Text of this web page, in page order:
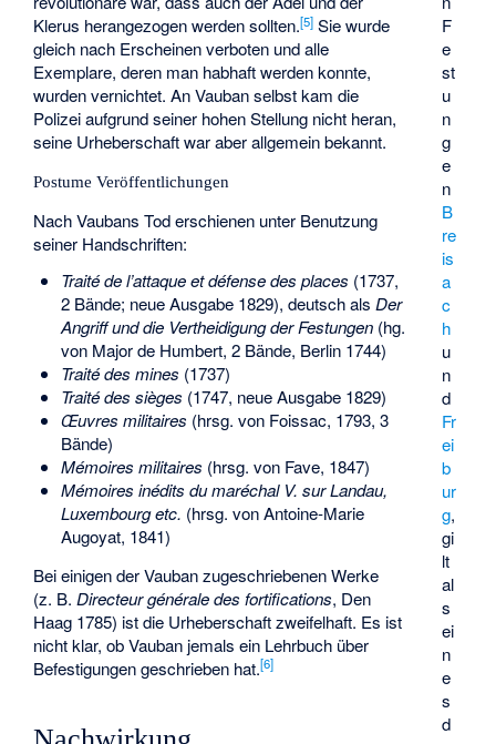
F
e
st
u
n
g
e
n
B
re
is
a
c
h
u
n
d
Fr
ei
b
ur
g,
gi
lt
al
s
ei
n
e
s
d
Klerus herangezogen werden sollten.[5] Sie wurde
gleich nach Erscheinen verboten und alle
Exemplare, deren man habhaft werden konnte,
wurden vernichtet. An Vauban selbst kam die
Polizei aufgrund seiner hohen Stellung nicht heran,
seine Urheberschaft war aber allgemein bekannt.
Postume Veröffentlichungen
Nach Vaubans Tod erschienen unter Benutzung
seiner Handschriften:
Traité de l’attaque et défense des places (1737,
2 Bände; neue Ausgabe 1829), deutsch als Der
Angriff und die Vertheidigung der Festungen(hg.
von Major de Humbert, 2 Bände, Berlin 1744)
Traité des mines (1737)
Traité des sièges (1747, neue Ausgabe 1829)
Œuvres militaires (hrsg. von Foissac, 1793, 3
Bände)
Mémoires militaires (hrsg. von Fave, 1847)
Mémoires inédits du maréchal V. sur Landau,
Luxembourg etc. (hrsg. vonAntoine-Marie
Augoyat, 1841)
Bei einigen der Vauban zugeschriebenen Werke
(z. B.Directeur générale des fortifications, Den
Haag 1785) ist die Urheberschaft zweifelhaft. Es ist
nicht klar, ob Vauban jemals ein Lehrbuch über
Befestigungen geschrieben hat.[6]